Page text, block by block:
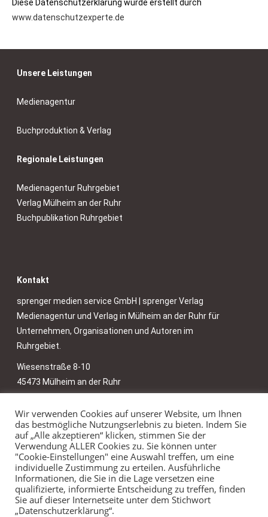
Diese Datenschutzerklärung wurde erstellt durch
www.datenschutzexperte.de
Unsere Leistungen
Medienagentur
Buchproduktion & Verlag
Regionale Leistungen
Medienagentur Ruhrgebiet
Verlag Mülheim an der Ruhr
Buchpublikation Ruhrgebiet
Kontakt
sprenger medien service GmbH | sprenger Verlag
Medienagentur und Verlag in Mülheim an der Ruhr für
Unternehmen, Organisationen und Autoren im
Ruhrgebiet.
Wiesenstraße 8-10
45473 Mülheim an der Ruhr
Telefon 0208 45 00 40
Telefonzeiten: Mo. – Fr. 09.00 – 16.30 Uhr
Impressum
Wir verwenden Cookies auf unserer Website, um Ihnen
das bestmögliche Nutzungserlebnis zu bieten. Indem Sie
auf „Alle akzeptieren“ klicken, stimmen Sie der
Verwendung ALLER Cookies zu. Sie können unter
"Cookie-Einstellungen" eine Auswahl treffen, um eine
individuelle Zustimmung zu erteilen. Ausführliche
Informationen, die Sie in die Lage versetzen eine
qualifizierte, informierte Entscheidung zu treffen, finden
Sie auf dieser Internetseite unter dem Stichwort
„Datenschutzerklärung“.